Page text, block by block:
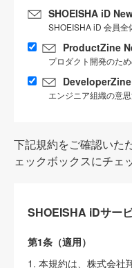
SHOEISHA iD
SHOEISHA iD 会員
ProductZine
プロダクト開発のた
エンジニア組織の意
下記規約をご確認いた
ェックボックスにチェ
SHOEISHA iDサー
第1条（適用）
1. 本規約は、株式会社